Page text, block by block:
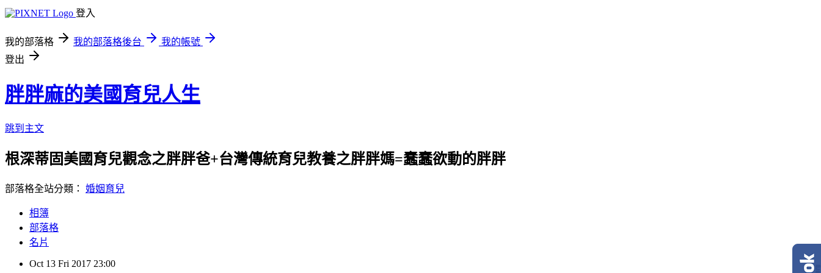
登入
我的部落格 我的部落格後台
我的帳號
登出
胖胖麻的美國育兒人生
跳到主文
根深蒂固美國育兒觀念之胖胖爸+台灣傳統育兒教養之胖胖媽=蠢蠢欲動的胖胖
部落格全站分類： 婚姻育兒
相簿
部落格
名片
Oct 13 Fri 2017 23:00